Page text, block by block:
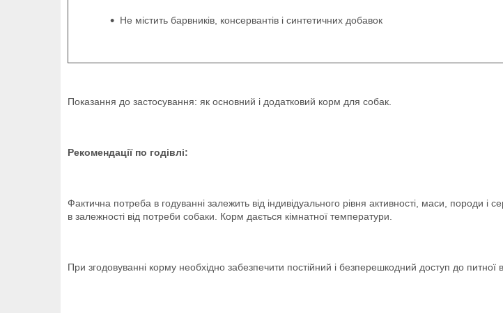
Не містить барвників, консервантів і синтетичних добавок
Показання до застосування: як основний і додатковий корм для собак.
Рекомендації по годівлі:
Фактична потреба в годуванні залежить від індивідуального рівня активності, маси, породи
в залежності від потреби собаки. Корм дається кімнатної температури.
При згодовуванні корму необхідно забезпечити постійний і безперешкодний доступ до питної